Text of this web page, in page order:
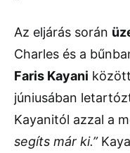
Az eljárás során
Charles és a
Faris Kayani
júniusában
Kayanitól azzal a
segíts már ki.”